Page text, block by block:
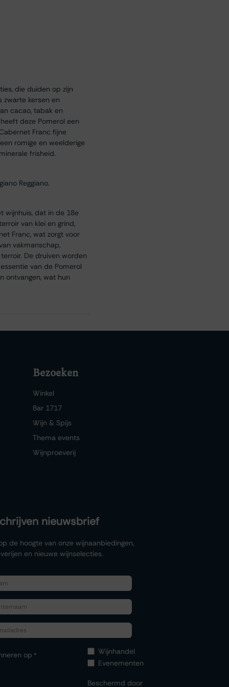
die duiden op zijn
kersen en
cacao, tabak en
deze Pomerol een
Franc fijne
romige en weelderige
frisheid.
Reggiano.
wijnhuis, dat in de 18e
van klei en grind,
Franc, wat zorgt voor
vakmanschap,
De druiven worden
van de Pomerol
ontvangen, wat hun
Bezoeken
Winkel
Bar 1717
Wijn & Spijs
Thema events
Wijnproeverij
nieuwsbrief
de hoogte van onze wijnaanbiedingen,
en nieuwe wijnselecties.
op *
Wijnhandel
Evenementen
Beschermd door